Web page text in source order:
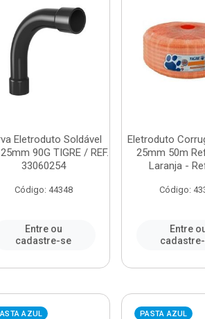
Eletroduto Soldável
90G TIGRE / REF.
33060254
Código: 44348
Entre ou
cadastre-se
Eletroduto
25mm 50m
Laranja -
Código:
Entre
AZUL PASTA AZUL